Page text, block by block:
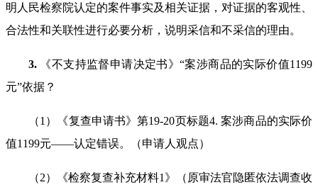
明人民检察院认定的案件事实及相关证据，对证据的客观性、
合法性和关联性进行必要分析，说明采信和不采信的理由。
3. 《不支持监督申请决定书》“案涉商品的实际价值1199
元”依据？
（1 ）《复查申请书》第19-20页标题4.案涉商品的实际价
值1199元——认定错误。（申请人观点）
（2）《检察复查补充材料1 》（原审法官隐匿依法调查收